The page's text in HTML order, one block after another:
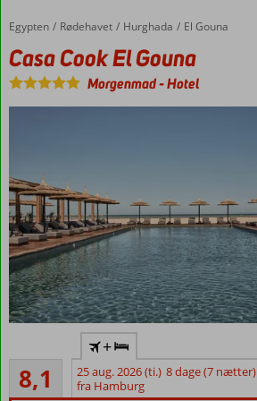
Privat
strand
Tæt ved
18-
hullers
Forside
Egypten Rødehavet Hurghada El Gouna
Casa Cook El Gouna
Casa Cook El Gouna
Morgenmad-Hotel
Boutique-
voksne
(min. 16
8,1
Meget godt
8
anmeldelser
+
25 aug. 2026 (ti.) 8 dage (7 nætter)
fra Hamburg